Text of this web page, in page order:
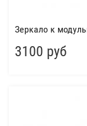
Зеркало к
3100 руб